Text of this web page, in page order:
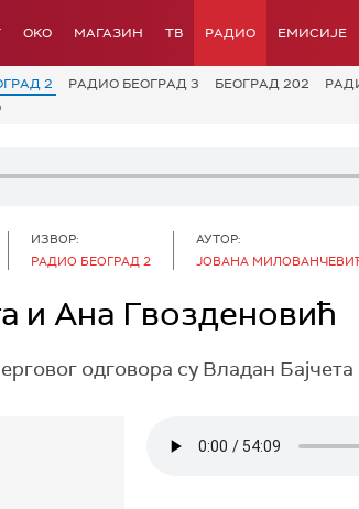
OKO МАГАЗИН ТВ РАДИО ЕМИСИЈЕ
2 РАДИО БЕОГРАД 3 БЕОГРАД 202
ИЗВОР:
РАДИО БЕОГРАД 2
АУТОР:
ЈОВАНА
и Ана Гвозденовић
одговора су Владан